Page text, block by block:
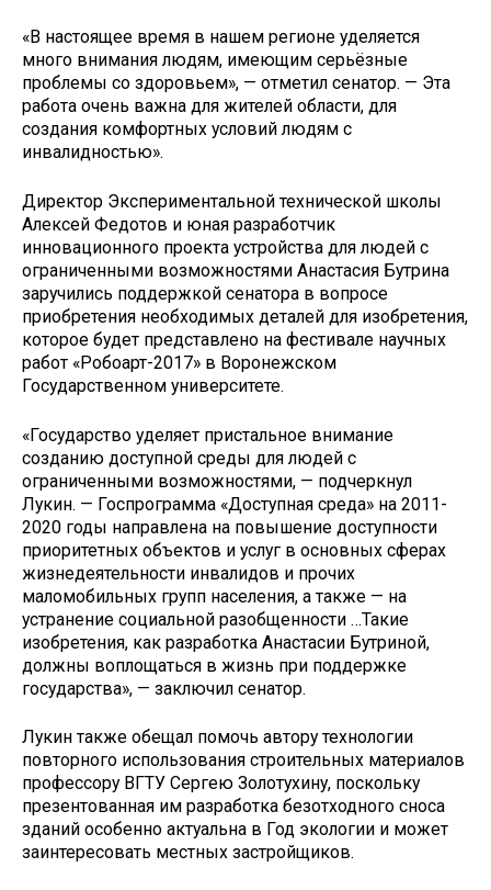
«В настоящее время в нашем регионе уделяется
много внимания людям, имеющим серьёзные
проблемы со здоровьем», — отметил сенатор. — Эта
работа очень важна для жителей области, для
создания комфортных условий людям с
инвалидностью».
Директор Экспериментальной технической школы
Алексей Федотов и юная разработчик
инновационного проекта устройства для людей с
ограниченными возможностями Анастасия Бутрина
заручились поддержкой сенатора в вопросе
приобретения необходимых деталей для изобретения,
которое будет представлено на фестивале научных
работ «Робоарт-2017» в Воронежском
Государственном университете.
«Государство уделяет пристальное внимание
созданию доступной среды для людей с
ограниченными возможностями, — подчеркнул
Лукин. — Госпрограмма «Доступная среда» на 2011-
2020 годы направлена на повышение доступности
приоритетных объектов и услуг в основных сферах
жизнедеятельности инвалидов и прочих
маломобильных групп населения, а также — на
устранение социальной разобщенности …Такие
изобретения, как разработка Анастасии Бутриной,
должны воплощаться в жизнь при поддержке
государства», — заключил сенатор.
Лукин также обещал помочь автору технологии
повторного использования строительных материалов
профессору ВГТУ Сергею Золотухину, поскольку
презентованная им разработка безотходного сноса
зданий особенно актуальна в Год экологии и может
заинтересовать местных застройщиков.